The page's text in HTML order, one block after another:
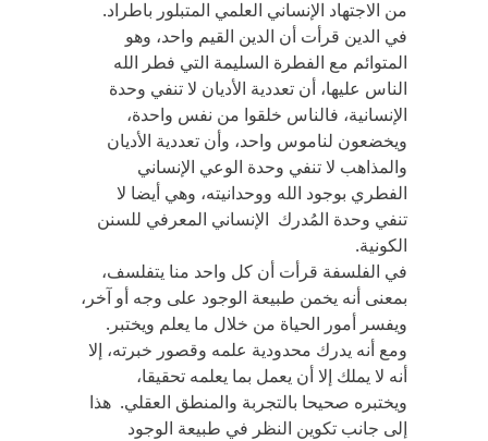
من الاجتهاد الإنساني العلمي المتبلور باطراد.
في الدين قرأت أن الدين القيم واحد، وهو
المتوائم مع الفطرة السليمة التي فطر الله
الناس عليها، أن تعددية الأديان لا تنفي وحدة
الإنسانية، فالناس خلقوا من نفس واحدة،
ويخضعون لناموس واحد، وأن تعددية الأديان
والمذاهب لا تنفي وحدة الوعي الإنساني
الفطري بوجود الله ووحدانيته، وهي أيضا لا
تنفي وحدة المُدرك الإنساني المعرفي للسنن
الكونية.
في الفلسفة قرأت أن كل واحد منا يتفلسف،
بمعنى أنه يخمن طبيعة الوجود على وجه أو آخر،
ويفسر أمور الحياة من خلال ما يعلم ويختبر.
ومع أنه يدرك محدودية علمه وقصور خبرته، إلا
أنه لا يملك إلا أن يعمل بما يعلمه تحقيقا،
ويختبره صحيحا بالتجربة والمنطق العقلي. هذا
إلى جانب تكوين النظر في طبيعة الوجود